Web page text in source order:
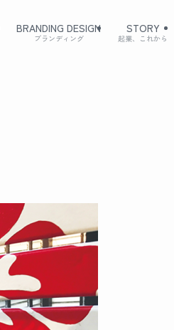
BRANDING DESIGN
ブランディング
STORY
起業、これから